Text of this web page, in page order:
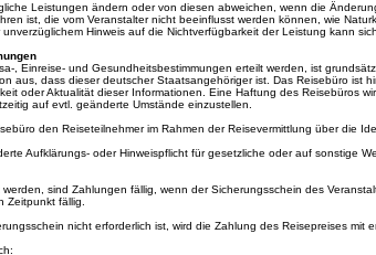
Leistungen ändern oder von diesen abweichen, wenn die
ist, die vom Veranstalter nicht beeinflusst werden können, wie
Hinweis auf die Nichtverfügbarkeit der Leistung kann
, Einreise- und Gesundheitsbestimmungen erteilt werden, ist
aus, dass dieser deutscher Staatsangehöriger ist. Das Reisebüro
oder Aktualität dieser Informationen. Eine Haftung des Reisebüros
auf evtl. geänderte Umstände einzustellen.
den Reiseteilnehmer im Rahmen der Reisevermittlung über die
Aufklärungs- oder Hinweispflicht für gesetzliche oder auf sonstige
sind Zahlungen fällig, wenn der Sicherungsschein des
fällig.
nicht erforderlich ist, wird die Zahlung des Reisepreises